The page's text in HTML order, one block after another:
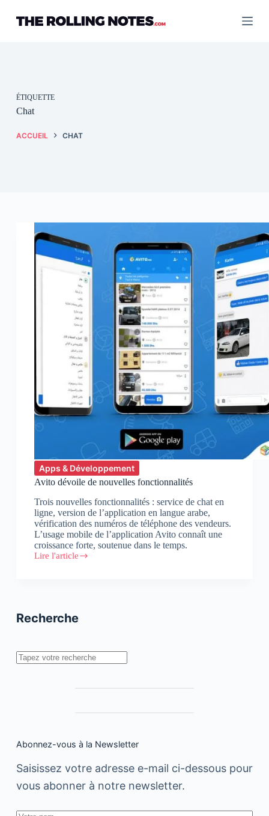
contenu
ÉTIQUETTE
Chat
ACCUEIL CHAT
Apps & Développement
Avito dévoile de nouvelles fonctionnalités
Trois nouvelles fonctionnalités : service de chat en
ligne, version de l’application en langue arabe,
vérification des numéros de téléphone des vendeurs.
L’usage mobile de l’application Avito connaît une
croissance forte, soutenue dans le temps.
Lire l'article
Avito
Recherche
Rechercher
Abonnez-vous à la Newsletter
Saisissez votre adresse e-mail ci-dessous pour
vous abonner à notre newsletter.